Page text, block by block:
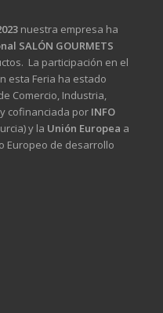
nuestra empresa ha
SALÓN GOURMETS
La participación en el
esta Feria ha estado
Comercio, Industria,
cofinanciada por INFO
y la Unión Europea a
Europeo de desarrollo